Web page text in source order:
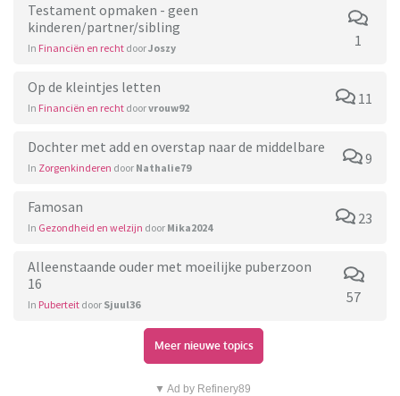
Testament opmaken - geen
kinderen/partner/sibling
In Financiën en recht doorJoszy 1
Op de kleintjes letten
In Financiën en recht doorvrouw92
11
Dochter met add en overstap naar de middelbare
In Zorgenkinderen door Nathalie79
9
Famosan
In Gezondheid en welzijn door Mika2024
23
Alleenstaande ouder met moeilijke puberzoon
16
In Puberteit door Sjuul36 57
Meer nieuwe topics
▼ Ad by Refinery89